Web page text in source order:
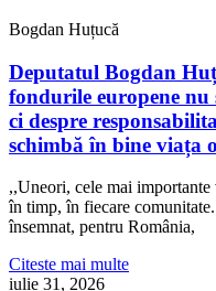
Bogdan Huțucă
Deputatul Bogdan
fondurile europene nu
ci despre
schimbă în bine viața
,,Uneori, cele mai importante
în timp, în fiecare
însemnat, pentru România,
Citeste mai multe
iulie 31, 2026